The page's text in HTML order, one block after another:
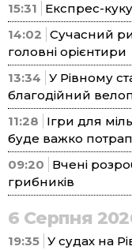
15:31
Експрес-
14:02 Сучасний
головні орієнтири
13:34 У Рівному
благодійний
11:28
Ігри для
буде важко
09:20
Вчені
грибників
6 Серпня
19:35 У судах на